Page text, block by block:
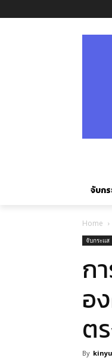
จับก
Home
จับกระแส
ก
อ
ต
By